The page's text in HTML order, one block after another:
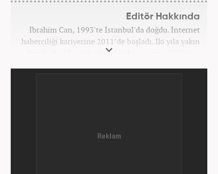
Editör Hakkında
İbrahim Can, 1993'te İstanbul'da doğdu. İnternet
haberciliği kariyerine 2011’de başladı. İki yıla yakın
küçük ölçekli sitelerde çalıştıktan sonra, 2012'nin
Yeni Şafak'ta kültür sanat, eğitim ve siyaset alanları